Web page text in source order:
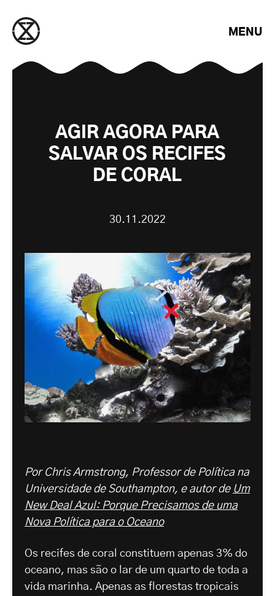
MENU
AGIR AGORA PARA
SALVAR OS RECIFES
DE CORAL
30.11.2022
Por Chris Armstrong, Professor de Política na
Universidade de Southampton, e autor de Um
New Deal Azul: Porque Precisamos de uma
Nova Política para o Oceano
Os recifes de coral constituem apenas 3% do
oceano, mas são o lar de um quarto de toda a
vida marinha. Apenas as florestas tropicais